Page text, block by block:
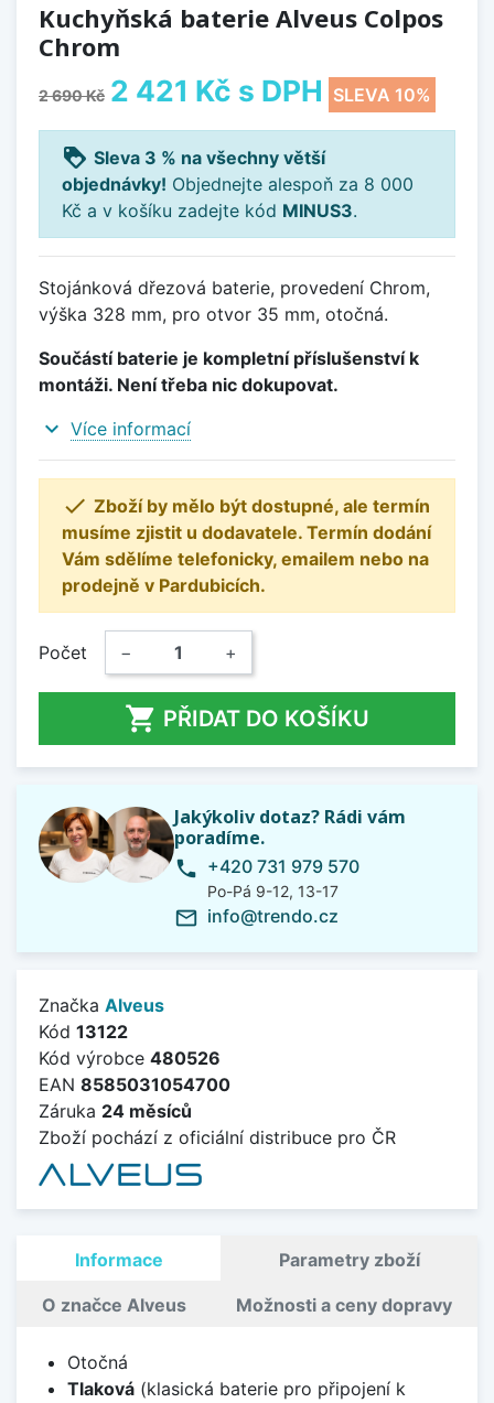
Kuchyňská baterie Alveus Colpos
Chrom
2 690 Kč 2 421 Kč s DPH SLEVA 10%
loyalty Sleva 3 % na všechny větší
objednávky! Objednejte alespoň za 8 000
Kč a v košíku zadejte kód MINUS3.
Stojánková dřezová baterie, provedení Chrom,
výška 328 mm, pro otvor 35 mm, otočná.
Součástí baterie je kompletní příslušenství k
montáži. Není třeba nic dokupovat.
expand_more Více informací
 Zboží by mělo být dostupné, ale termín
musíme zjistit u dodavatele. Termín dodání
Vám sdělíme telefonicky, emailem nebo na
prodejně v Pardubicích.
Počet − +
 PŘIDAT DO KOŠÍKU
Jakýkoliv dotaz? Rádi vám
poradíme.
phone +420 731 979 570
Po-Pá 9-12, 13-17
mail_outline info@trendo.cz
Značka Alveus
Kód 13122
Kód výrobce 480526
EAN 8585031054700
Záruka 24 měsíců
Zboží pochází z oficiální distribuce pro ČR
Informace Parametry zboží
O značce Alveus Možnosti a ceny dopravy
Otočná
Tlaková(klasická baterie pro připojení k